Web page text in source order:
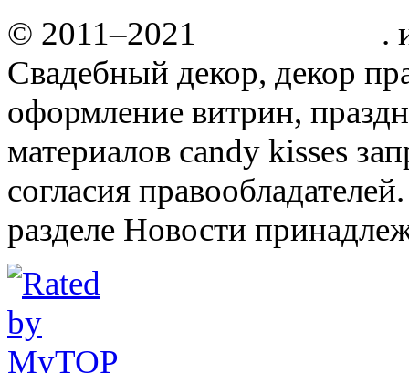
© 2011–2021
.
Свадебный декор, декор
оформление витрин,
материалов candy kisses
согласия
разделе Новости